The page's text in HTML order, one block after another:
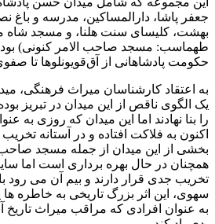
جعفر پاشا، دارالمساکین، مدرسه و
بهشت، کلیسای سنت هلنا، و مسجد
طهماسب: مسجد صاحب الامر کنونی)
حکومت پادشاهانی از آق‌قویونلوها تا
به اعتقاد کارشناسان میراث فرهنگی،
یک الگوی ناقص از این میدان در تبریز
را بنا نهادند اما این میدان که روزی به
اکنون به فلاکت افتاده و در آستانه
بخشی از این میدان از جمله مسجد صاحب
همچنان در حال بهره برداری است اما
تخریب جدی قرار دارند و بیم آن می رود
سهوی، این اثر بزرگ تاریخی به خاطره ها
به عنوان افرادی که مراقب میراث تاریخ